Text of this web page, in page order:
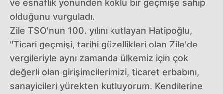
ve esnaflık yönünden köklü bir geçmişe sahip
olduğunu vurguladı.
Zile TSO'nun 100. yılını kutlayan Hatipoğlu,
"Ticari geçmişi, tarihi güzellikleri olan Zile'de
vergileriyle aynı zamanda ülkemiz için çok
değerli olan girişimcilerimizi, ticaret erbabını,
sanayicileri yürekten kutluyorum. Kendilerine